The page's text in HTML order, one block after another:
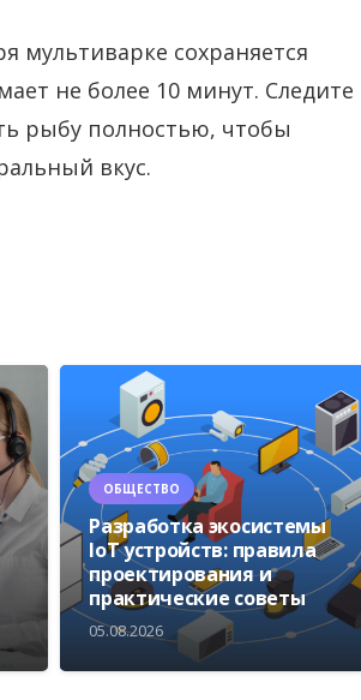
мультиварке сохраняется
не более 10 минут. Следите
рыбу полностью, чтобы
вкус.
ОБЩЕСТВО
Разработка экосистемы
IoT устройств: правила
проектирования и
практические советы
05.08.2026